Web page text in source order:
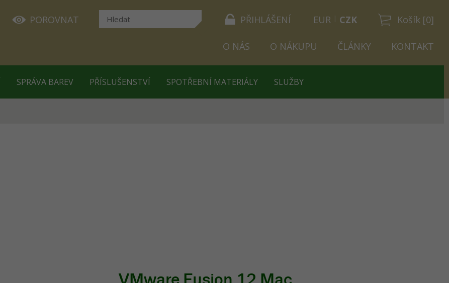
PŘIHLÁŠENÍ Košík [0]
POROVNAT EUR CZK
O NÁS O NÁKUPU ČLÁNKY KONTAKT
SPRÁVA BAREV PŘÍSLUŠENSTVÍ SPOTŘEBNÍ MATERIÁLY SLUŽBY